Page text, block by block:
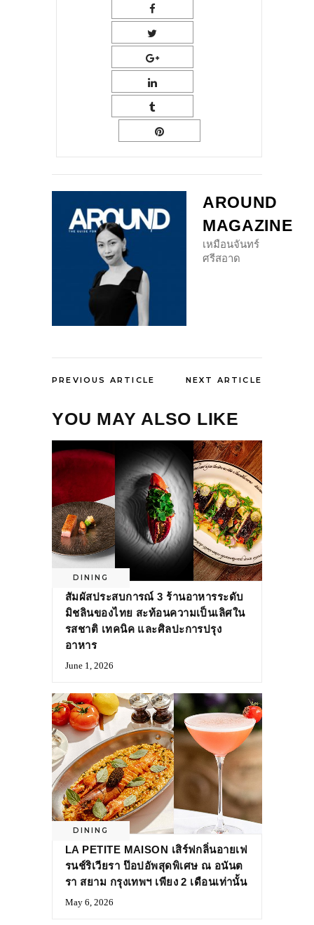
AROUND
MAGAZINE
เหมือนจันทร์
ศรีสอาด
PREVIOUS ARTICLE NEXT ARTICLE
YOU MAY ALSO LIKE
DINING
สัมผัสประสบการณ์ 3 ร้านอาหารระดับ
มิชลินของไทย สะท้อนความเป็นเลิศใน
รสชาติ เทคนิค และศิลปะการปรุง
อาหาร
June 1, 2026
DINING
LA PETITE MAISON เสิร์ฟกลิ่นอายเฟ
รนช์ริเวียรา ป๊อปอัพสุดพิเศษ ณ อนันต
รา สยาม กรุงเทพฯ เพียง 2 เดือนเท่านั้น
May 6, 2026